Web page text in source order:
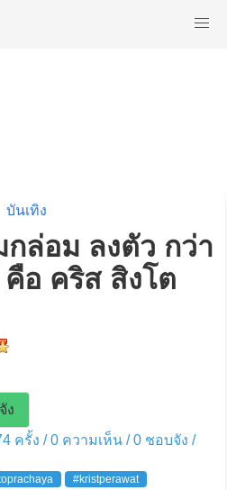
บันเทิง
ล่อม ลงตัว กว่า
อ คริส สิงโต
ง
ครั้ง / 0 ความเห็น /0ชอบจัง /
#kristperawat